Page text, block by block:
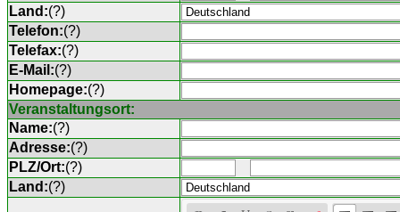
Land:(?)
Telefon:(?)
Telefax:(?)
E-Mail:(?)
Homepage:(?)
Veranstaltungsort:
Name:(?)
Adresse:(?)
PLZ/Ort:(?)
Land:(?)